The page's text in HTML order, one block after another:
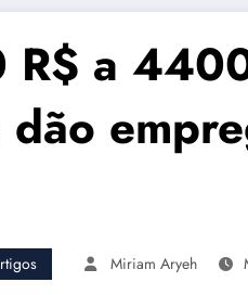
a
dão
Miriam Aryeh